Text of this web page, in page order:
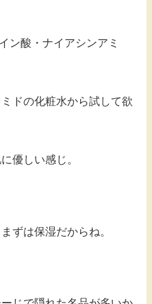
ン酸・ナイアシンアミ
ドの化粧水から試して欲
優しい感じ。
ずは保湿だからね。